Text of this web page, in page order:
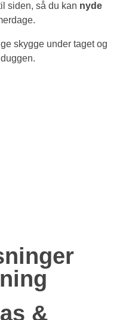
siden, så du kan nyde
skygge under taget og
&